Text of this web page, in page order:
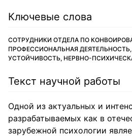
Ключевые слова
СОТРУДНИКИ ОТДЕЛА ПО
ПРОФЕССИОНАЛЬНАЯ
УСТОЙЧИВОСТЬ, НЕРВНО-
Текст научной работы
Одной из актуальных и
разрабатываемых как в
зарубежной психологии